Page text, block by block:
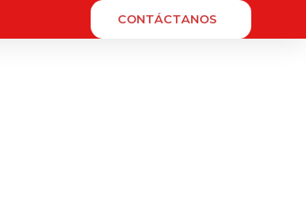
CONTÁCTANOS